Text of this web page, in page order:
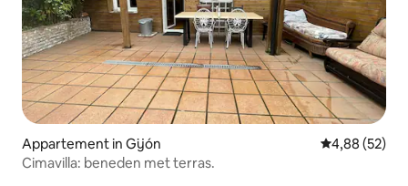
Appartement in Gijón Gemiddelde
4,88 (52)
Cimavilla: beneden met terras.